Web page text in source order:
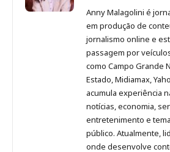
Malagolini
no
Pinterest
Malagolini
no
LinkedIn
no
no
Anny Malagolini é
em produção de
jornalismo online e
passagem por
como Campo Grande
Estado, Midiamax,
acumula experiência
notícias, economia,
entretenimento e
público. Atualmente,
onde desenvolve